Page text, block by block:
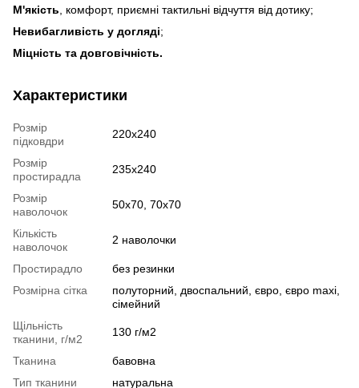
М'якість , комфорт, приємні тактильні відчуття від дотику;
Невибагливість у догляді;
Міцність та довговічність.
Характеристики
Розмір
підковдри
220x240
Розмір
простирадла
235x240
Розмір
наволочок
50x70, 70x70
Кількість
наволочок
2 наволочки
Простирадло
без резинки
Розмірна сітка
полуторний, двоспальний, євро, євро maxi,
сімейний
Щільність
тканини, г/м2
130 г/м2
Тканина
бавовна
Тип тканини
натуральна